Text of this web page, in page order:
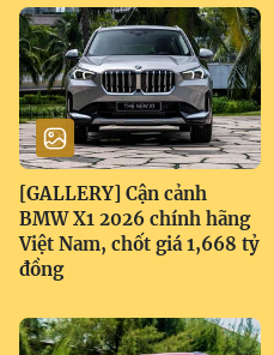
[GALLERY] Cận cảnh
BMW X1 2026 chính hãng
Việt Nam, chốt giá 1,668 tỷ
đồng